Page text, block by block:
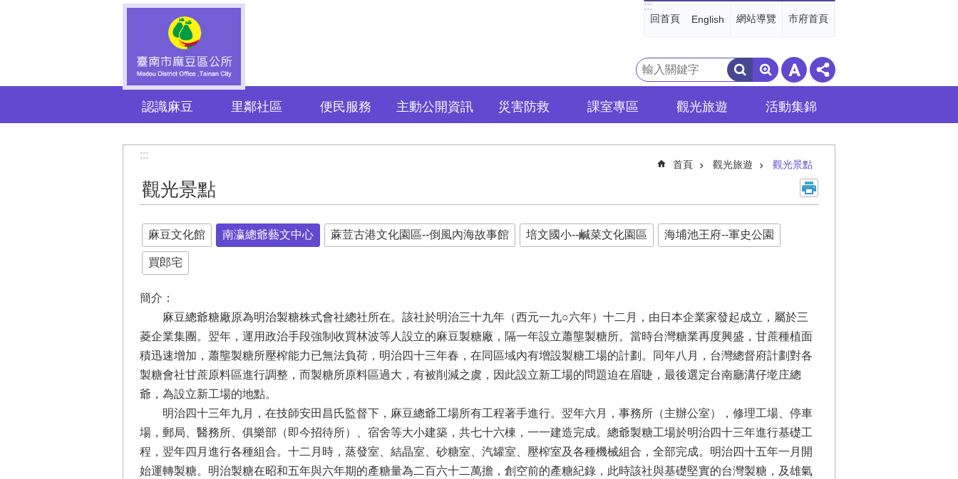
:::
回首頁 English 網站導覽 市府首頁
搜
尋
認識麻豆 里鄰社區 便民服務 主動公開資訊 災害防救 課室專區 觀光旅遊 活動集錦
:::
首頁 觀光旅遊 觀光景點
觀光景點
麻豆文化館 南瀛總爺藝文中心 蔴荳古港文化園區--倒風內海故事館 培文國小--鹹菜文化園區 海埔池王府--軍史公園
買郎宅
簡介：
麻豆總爺糖廠原為明治製糖株式會社總社所在。該社於明治三十九年（西元一九○六年）十二月，由日本企業家發起成立，屬於三
菱企業集團。翌年，運用政治手段強制收買林波等人設立的麻豆製糖廠，隔一年設立蕭壟製糖所。當時台灣糖業再度興盛，甘蔗種植面
積迅速增加，蕭壟製糖所壓榨能力已無法負荷，明治四十三年春，在同區域內有增設製糖工場的計劃。同年八月，台灣總督府計劃對各
製糖會社甘蔗原料區進行調整，而製糖所原料區過大，有被削減之虞，因此設立新工場的問題迫在眉睫，最後選定台南廳溝仔墘庄總
爺，為設立新工場的地點。
明治四十三年九月，在技師安田昌氏監督下，麻豆總爺工場所有工程著手進行。翌年六月，事務所（主辦公室），修理工場、停車
場，郵局、醫務所、俱樂部（即今招待所）、宿舍等大小建築，共七十六棟，一一建造完成。總爺製糖工場於明治四十三年進行基礎工
程，翌年四月進行各種組合。十二月時，蒸發室、結晶室、砂糖室、汽罐室、壓榨室及各種機械組合，全部完成。明治四十五年一月開
始運轉製糖。明治製糖在昭和五年與六年期的產糖量為二百六十二萬擔，創空前的產糖紀錄，此時該社與基礎堅實的台灣製糖，及雄氣